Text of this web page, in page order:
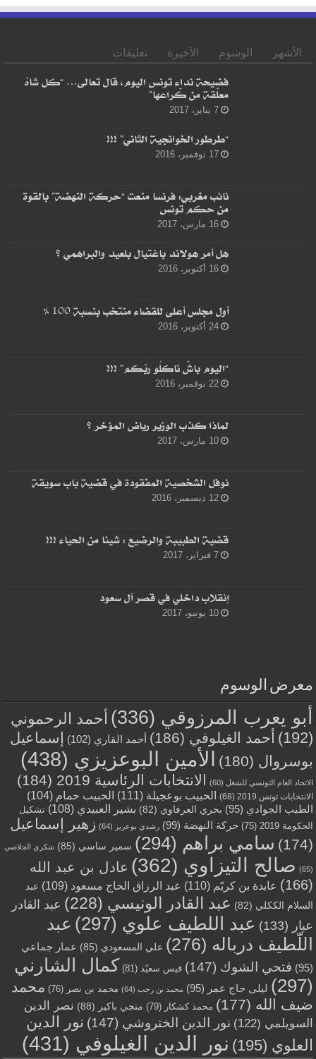
الأشهر الوسوم الأخيرة تعليقات
فضيحة نداء تونس اليوم، قال تعالى… “كل شاهْ
معلّقة من كْراعها”
7 يناير، 2017
“طرطور الخوانجية الثاني” !!!
17 نوفمبر، 2016
نائب مغربي: فرنسا منعت “حركة النهضة” بالقوة
من حكم تونس
16 مارس، 2017
هل أمر هولاند باغتيال بلعيد والبراهمي ؟
16 أكتوبر، 2016
أول مجلس أعلى للقضاء منتخب بنسبة 100 %
24 أكتوبر، 2016
“اليوم باشْ ناكلُو ربّكم” !!!
22 نوفمبر، 2016
لماذا كذب الوزير رياض المؤخر ؟
10 مارس، 2017
نوفل الشخصية المفقودة في قضية باب سويقة
12 ديسمبر، 2016
قضية الطبيبة والرضيع : شيئا من الحياء !!!
7 فبراير، 2017
إنقلاب داخلي في قصر آل سعود
10 يونيو، 2017
معرض الوسوم
أبو يعرب المرزوقي (336)
أحمد الرحموني
(192)
أحمد الغيلوفي (186) أحمد القاري (102)
إسماعيل
بوسروال (180) الأمين البوعزيزي (438)
الاتحاد العام التونسي للشغل (60) الانتخابات الرئاسية 2019 (184)
الانتخابات تونس 2019 (68) الحبيب بوعجيلة (111) الحبيب حمام (104)
الطيب الجوادي (95) بحري العرفاوي (82) بشير العبيدي (108)
تشكيل
الحكومة 2019
(75) حركة النهضة (99) رشدي بوعزيز (64)
زهير إسماعيل
(174)
سامي براهم (294) سمير ساسي (85) شكري الجلاصي
(65) صالح التيزاوي (362)
عادل بن عبد الله
(166)
عايدة بن كريّم (110) عبد الرزاق الحاج مسعود (109)
عبد
السلام الككلي (82) عبد القادر الونيسي (228)
عبد القادر
عبار (133) عبد اللطيف علوي (297)
عبد
اللّطيف درباله (276) علي المسعودي (85)
عمار جماعي
(95)
فتحي الشوك (147) قيس سعيّد (81)
كمال الشارني
(297)
ليلى حاج عمر (95) محمد بن رجب (64) محمد بن نصر (76)
محمد
ضيف الله (177) محمد كشكار (79) منجي باكير (88)
نصر الدين
السويلمي (122) نور الدين الختروشي (147)
نور الدين
العلوي (195) نور الدين الغيلوفي (431)